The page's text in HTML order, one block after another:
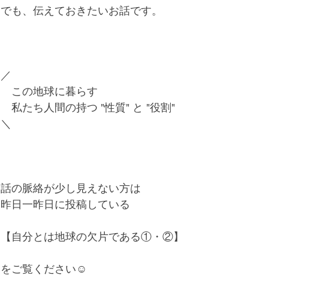
でも、伝えておきたいお話です。
／
この地球に暮らす
私たち人間の持つ "性質" と "役割"
＼
話の脈絡が少し見えない方は
昨日一昨日に投稿している
【自分とは地球の欠片である①・②】
をご覧ください☺️